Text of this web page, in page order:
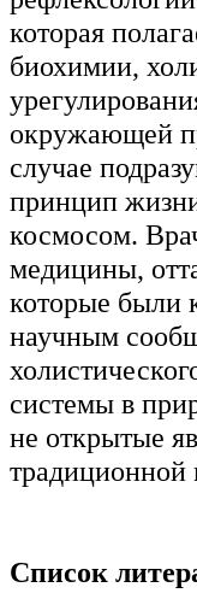
которая
биохимии,
окружающей
случае
принцип
космосом.
медицины,
которые были
научным
системы в
не открытые
Список